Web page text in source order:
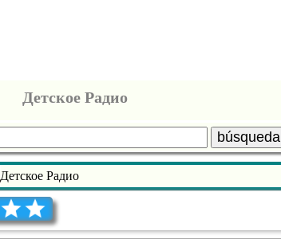
Детское Радио
búsqueda
Детское Радио